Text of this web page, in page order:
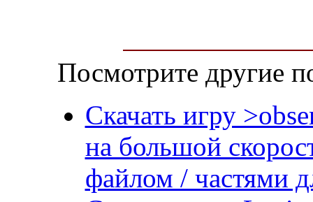
Посмотрите другие
Скачать игру
на большой
файлом / частями